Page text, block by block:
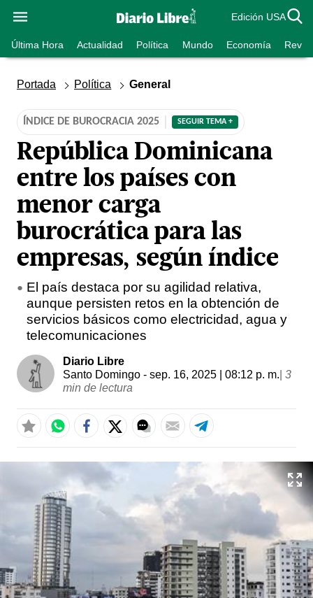
Edición USA
Última Hora Actualidad Política Mundo Economía
Portada Política General
ÍNDICE DE BUROCRACIA 2025 SEGUIR TEMA +
República Dominicana
entre los países con
menor carga
burocrática para las
empresas, según índice
El país destaca por su agilidad relativa,
aunque persisten retos en la obtención de
servicios básicos como electricidad, agua y
telecomunicaciones
Diario Libre
Santo Domingo - sep. 16, 2025 | 08:12 p. m. 3
min de lectura